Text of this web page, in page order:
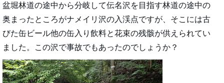
盆堀林道の途中から分岐して伝名沢を目指す林道の途中の
奥まったところがナメイリ沢の入渓点ですが、そこには古
びた缶ビール他の缶入り飲料と花束の残骸が供えられてい
ました。この沢で事故でもあったのでしょうか？